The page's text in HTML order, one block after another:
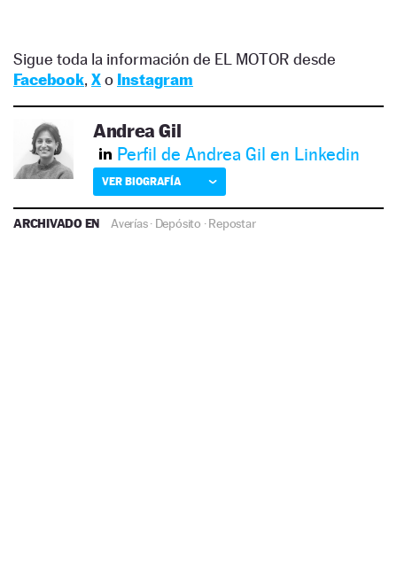
Sigue toda la información de EL MOTOR desde
Facebook, Xo Instagram
Andrea Gil
Perfil de Andrea Gil en Linkedin
VER BIOGRAFÍA
ARCHIVADO EN Averías· Depósito ·Repostar